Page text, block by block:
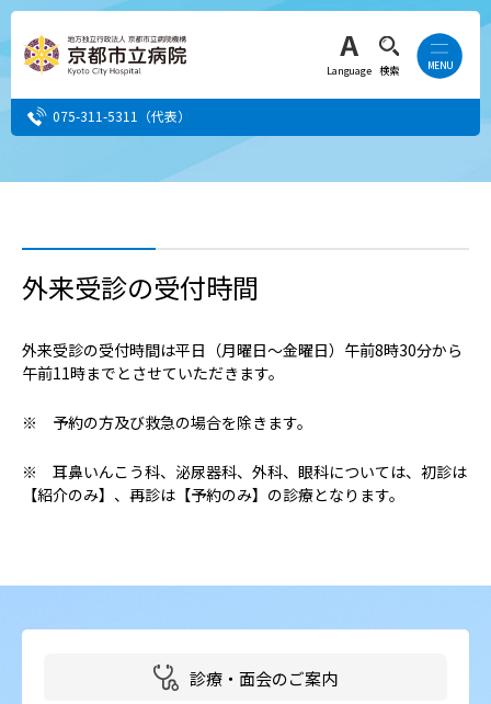
Language 検索
075-311-5311 （代表）
当院へ就職希望の方
事業者・その他の方
病院の概要
外来受診の受付時間
外来受診の受付時間は平日（月曜日～金曜日）午前8時30分から
午前11時までとさせていただきます。
※ 予約の方及び救急の場合を除きます。
※ 耳鼻いんこう科、泌尿器科、外科、眼科については、初診は
【紹介のみ】、再診は【予約のみ】の診療となります。
診療・面会のご案内